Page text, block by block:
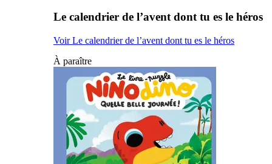
Le calendrier de l’avent dont tu es le héros
Voir Le calendrier de l’avent dont tu es le héros
À paraître